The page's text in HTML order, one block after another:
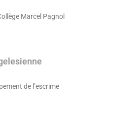
Marcel Pagnol
de l’escrime